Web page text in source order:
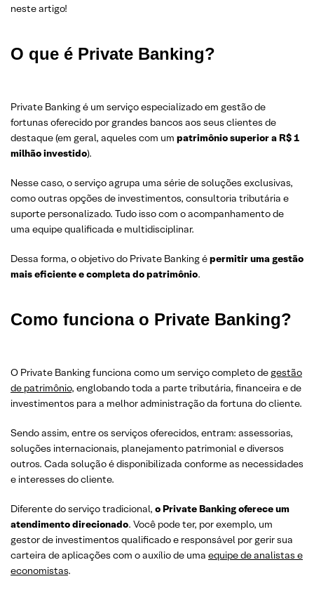
neste artigo!
O que é Private Banking?
Private Banking é um serviço especializado em gestão de
fortunas oferecido por grandes bancos aos seus clientes de
destaque (em geral, aqueles com um patrimônio superior a R$ 1
milhão investido).
Nesse caso, o serviço agrupa uma série de soluções exclusivas,
como outras opções de investimentos, consultoria tributária e
suporte personalizado. Tudo isso com o acompanhamento de
uma equipe qualificada e multidisciplinar.
Dessa forma, o objetivo do Private Banking épermitir uma gestão
mais eficiente e completa do patrimônio.
Como funciona o Private Banking?
O Private Banking funciona como um serviço completo de gestão
de patrimônio, englobando toda a parte tributária, financeira e de
investimentos para a melhor administração da fortuna do cliente.
Sendo assim, entre os serviços oferecidos, entram: assessorias,
soluções internacionais, planejamento patrimonial e diversos
outros. Cada solução é disponibilizada conforme as necessidades
e interesses do cliente.
Diferente do serviço tradicional, o Private Banking oferece um
atendimento direcionado. Você pode ter, por exemplo, um
gestor de investimentos qualificado e responsável por gerir sua
carteira de aplicações com o auxílio de uma equipe de analistas e
economistas.